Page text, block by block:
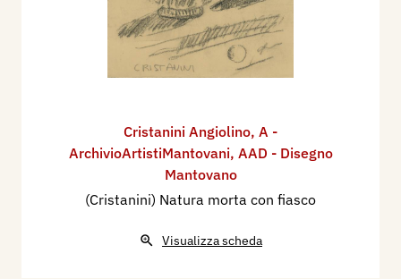
Cristanini Angiolino, A -
ArchivioArtistiMantovani, AAD - Disegno
Mantovano
(Cristanini) Natura morta con fiasco
Visualizza scheda